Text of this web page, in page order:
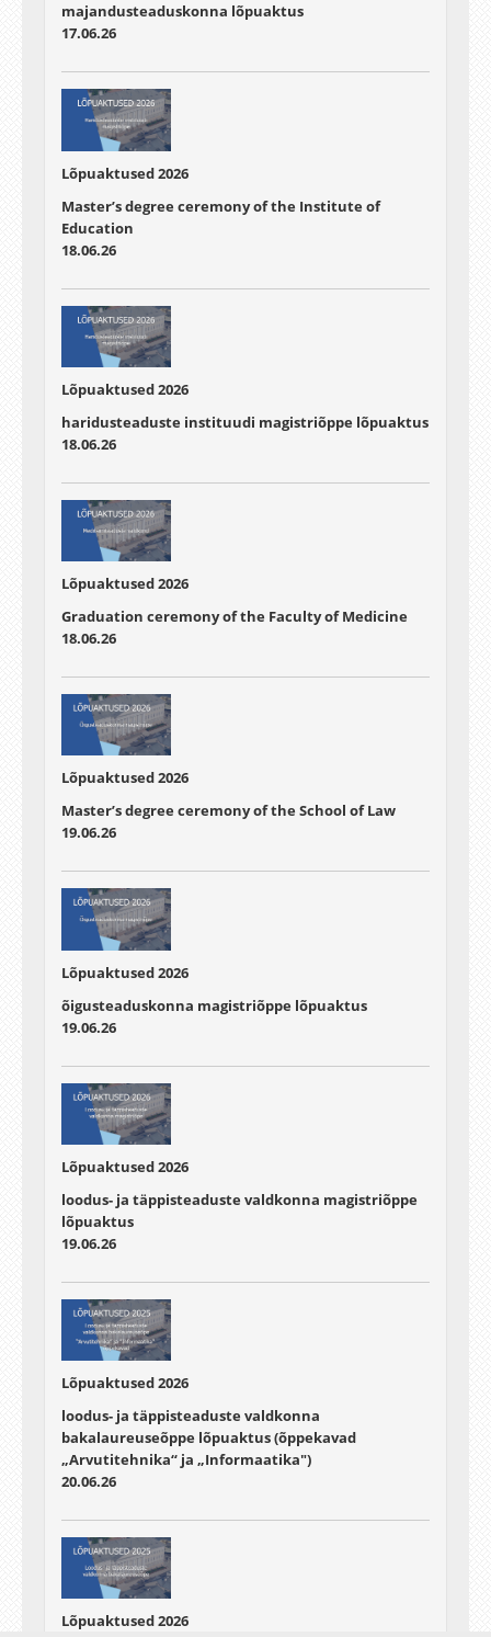
majandusteaduskonna lõpuaktus
17.06.26
Lõpuaktused 2026
Master’s degree ceremony of the Institute of
Education
18.06.26
Lõpuaktused 2026
haridusteaduste instituudi magistriõppe lõpuaktus
18.06.26
Lõpuaktused 2026
Graduation ceremony of the Faculty of Medicine
18.06.26
Lõpuaktused 2026
Master’s degree ceremony of the School of Law
19.06.26
Lõpuaktused 2026
õigusteaduskonna magistriõppe lõpuaktus
19.06.26
Lõpuaktused 2026
loodus- ja täppisteaduste valdkonna magistriõppe
lõpuaktus
19.06.26
Lõpuaktused 2026
loodus- ja täppisteaduste valdkonna
bakalaureuseõppe lõpuaktus (õppekavad
„Arvutitehnika“ ja „Informaatika")
20.06.26
Lõpuaktused 2026